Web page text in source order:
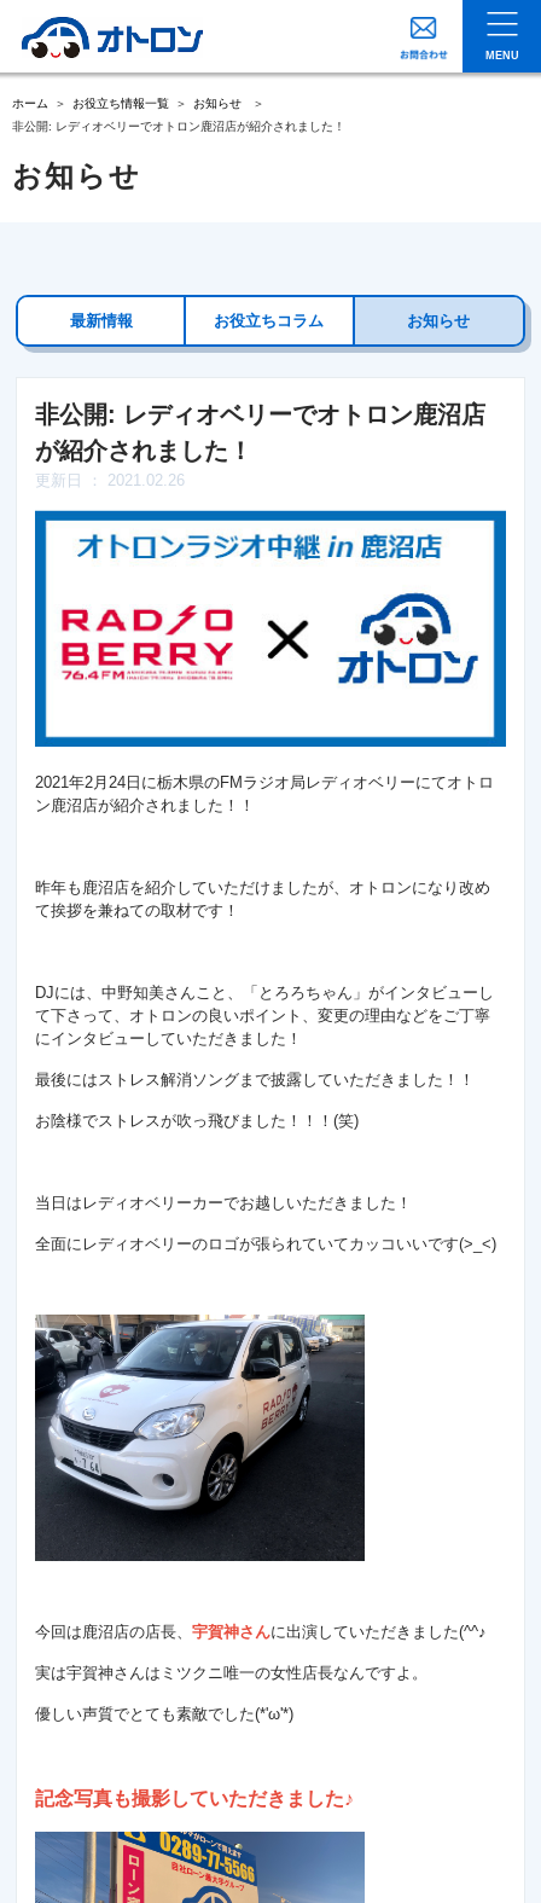
MENU
ホーム お役立ち情報一覧
お知らせ
非公開: レディオベリーでオトロン鹿沼店が紹介されました！
お知らせ
最新情報 お役立ちコラム お知らせ
非公開: レディオベリーでオトロン鹿沼店
が紹介されました！
更新日 ： 2021.02.26
2021年2月24日に栃木県のFMラジオ局レディオベリーにてオトロ
ン鹿沼店が紹介されました！！
昨年も鹿沼店を紹介していただけましたが、オトロンになり改め
て挨拶を兼ねての取材です！
DJには、中野知美さんこと、「とろろちゃん」がインタビューし
て下さって、オトロンの良いポイント、変更の理由などをご丁寧
にインタビューしていただきました！
最後にはストレス解消ソングまで披露していただきました！！
お陰様でストレスが吹っ飛びました！！！(笑)
当日はレディオベリーカーでお越しいただきました！
全面にレディオベリーのロゴが張られていてカッコいいです(>_<)
今回は鹿沼店の店長、宇賀神さんに出演していただきました(^^♪
実は宇賀神さんはミツクニ唯一の女性店長なんですよ。
優しい声質でとても素敵でした(*'ω'*)
記念写真も撮影していただきました♪